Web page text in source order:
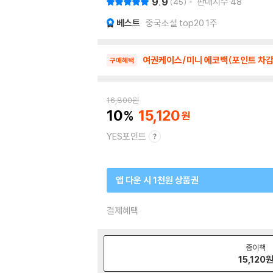
베스트 중국소설 top20 1주
구매혜택 여권케이스/미니 에코백(포인트 차
16,800원
10 15,120
YES포인트
앱 다운 시 1천원 상품권
결제혜택
종이책
15,120원